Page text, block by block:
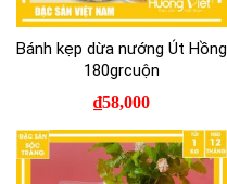
Bánh kẹp dừa nướng Út Hồng
180grcuộn
₫58,000